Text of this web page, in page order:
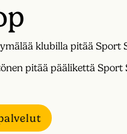
klubilla pitää Sport
pitää päälikettä Sport